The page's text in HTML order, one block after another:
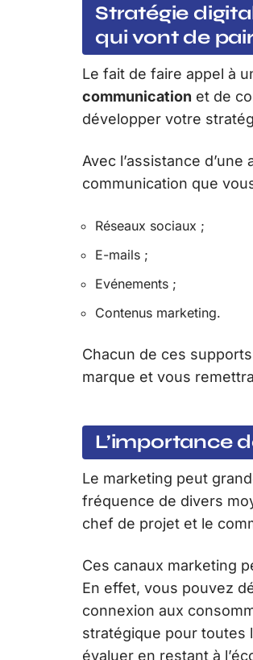
Stratégie
qui vont de
Le fait de faire appel à
communication et de
développer votre
Avec l’assistance
communication que
Réseaux sociaux ;
E-mails ;
Evénements ;
Contenus marketing.
Chacun de ces
marque et vous
L’importance
Le marketing peut
fréquence de divers
chef de projet et le
Ces canaux marketing
En effet, vous pouvez
connexion aux
stratégique pour toutes
évaluer en restant à